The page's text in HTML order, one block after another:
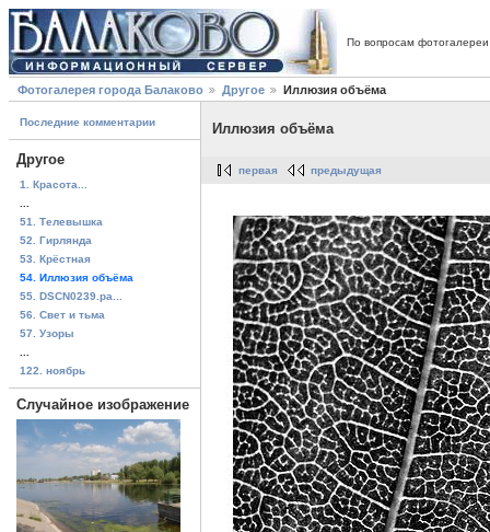
По вопросам
Фотогалерея города Балаково Другое Иллюзия объёма
Последние комментарии
Другое
1. Красота...
51. Телевышка
52. Гирлянда
53. Крёстная
54. Иллюзия объёма
55. DSCN0239.pa...
56. Свет и тьма
57. Узоры
122. ноябрь
Случайное изображение
Иллюзия объёма
первая предыдущая